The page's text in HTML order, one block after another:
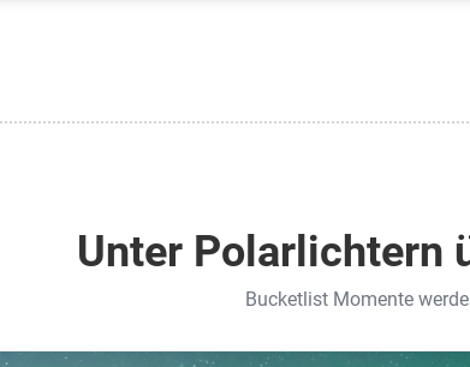
Unter Polarlichtern
Bucketlist Momente